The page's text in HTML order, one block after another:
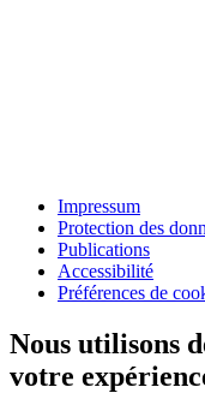
Impressum
Protection des
Publications
Accessibilité
Préférences de
Nous utilisons
votre